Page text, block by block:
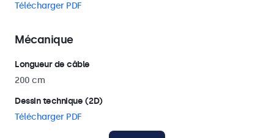
Télécharger PDF
Mécanique
Longueur de câble
200 cm
Dessin technique (2D)
Télécharger PDF